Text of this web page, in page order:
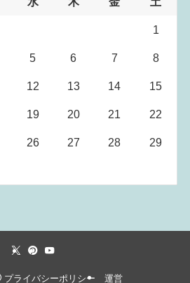
1
5 6 7 8
12 13 14 15
19 20 21 22
26 27 28 29
プライバシーポリシー 運営